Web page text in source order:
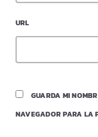
URL
GUARDA MI
NAVEGADOR PARA LA